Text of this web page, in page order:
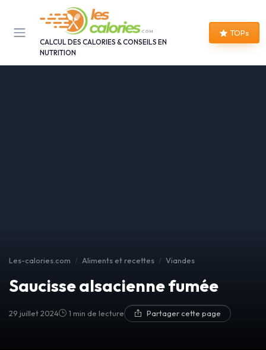
CALCUL DES CALORIES & CONSEILS EN
NUTRITION
TOPs
Les-calories.com Aliments et recettes Viandes
Saucisse alsacienne fumée
29 juillet 2024 1 min de lecture Partager cette page
Panneau de gestion des cookies